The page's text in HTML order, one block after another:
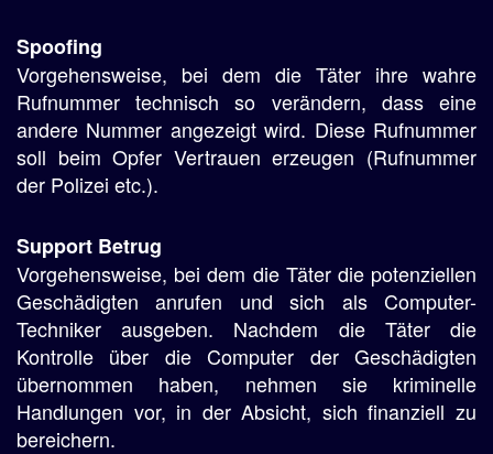
Spoofing
Vorgehensweise, bei dem die Täter ihre wahre
Rufnummer technisch so verändern, dass eine
andere Nummer angezeigt wird. Diese Rufnummer
soll beim Opfer Vertrauen erzeugen (Rufnummer
der Polizei etc.).
Support Betrug
Vorgehensweise, bei dem die Täter die potenziellen
Geschädigten anrufen und sich als Computer-
Techniker ausgeben. Nachdem die Täter die
Kontrolle über die Computer der Geschädigten
übernommen haben, nehmen sie kriminelle
Handlungen vor, in der Absicht, sich finanziell zu
bereichern.